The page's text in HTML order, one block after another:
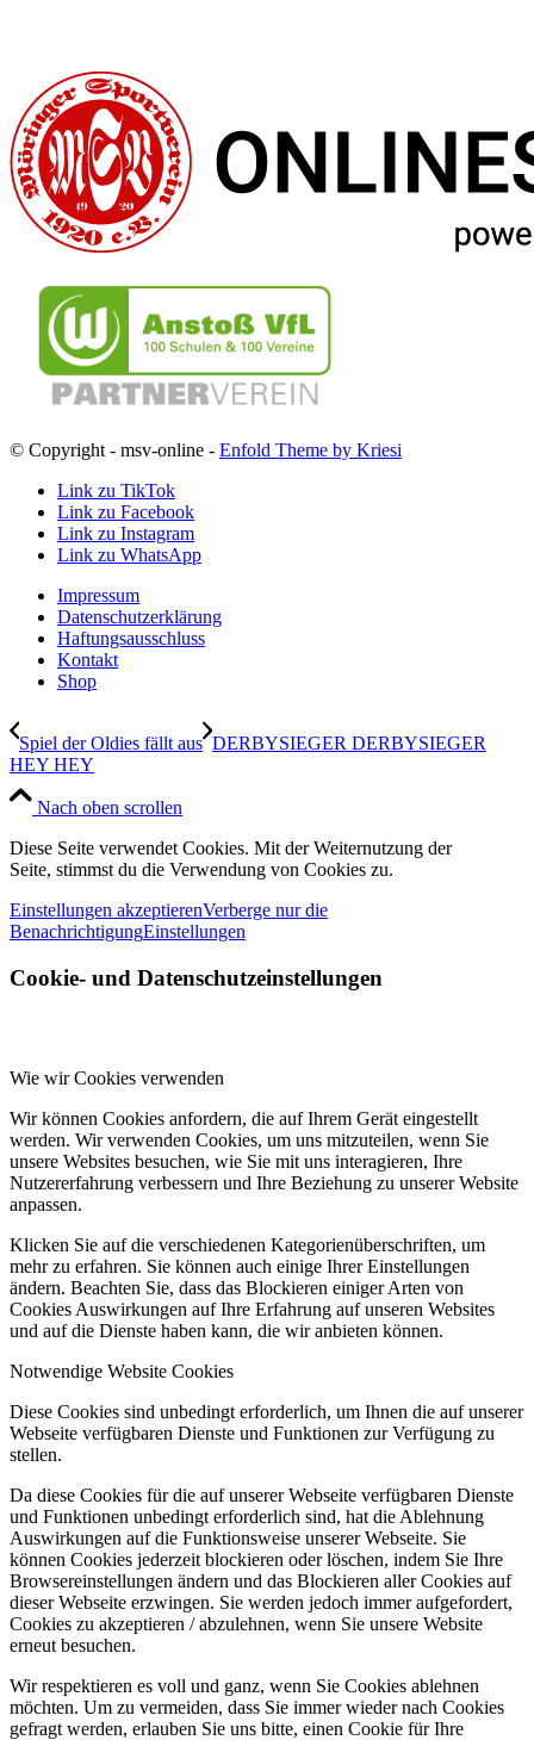
© Copyright - msv-online - Enfold Theme by Kriesi
Link zu TikTok
Link zu Facebook
Link zu Instagram
Link zu WhatsApp
Impressum
Datenschutzerklärung
Haftungsausschluss
Kontakt
Shop
Spiel der Oldies fällt aus DERBYSIEGER DERBYSIEGER
HEY HEY
Nach oben scrollen
Diese Seite verwendet Cookies. Mit der Weiternutzung der
Seite, stimmst du die Verwendung von Cookies zu.
Einstellungen akzeptierenVerberge nur die
BenachrichtigungEinstellungen
Cookie- und Datenschutzeinstellungen
Wie wir Cookies verwenden
Wir können Cookies anfordern, die auf Ihrem Gerät eingestellt
werden. Wir verwenden Cookies, um uns mitzuteilen, wenn Sie
unsere Websites besuchen, wie Sie mit uns interagieren, Ihre
Nutzererfahrung verbessern und Ihre Beziehung zu unserer Website
anpassen.
Klicken Sie auf die verschiedenen Kategorienüberschriften, um
mehr zu erfahren. Sie können auch einige Ihrer Einstellungen
ändern. Beachten Sie, dass das Blockieren einiger Arten von
Cookies Auswirkungen auf Ihre Erfahrung auf unseren Websites
und auf die Dienste haben kann, die wir anbieten können.
Notwendige Website Cookies
Diese Cookies sind unbedingt erforderlich, um Ihnen die auf unserer
Webseite verfügbaren Dienste und Funktionen zur Verfügung zu
stellen.
Da diese Cookies für die auf unserer Webseite verfügbaren Dienste
und Funktionen unbedingt erforderlich sind, hat die Ablehnung
Auswirkungen auf die Funktionsweise unserer Webseite. Sie
können Cookies jederzeit blockieren oder löschen, indem Sie Ihre
Browsereinstellungen ändern und das Blockieren aller Cookies auf
dieser Webseite erzwingen. Sie werden jedoch immer aufgefordert,
Cookies zu akzeptieren / abzulehnen, wenn Sie unsere Website
erneut besuchen.
Wir respektieren es voll und ganz, wenn Sie Cookies ablehnen
möchten. Um zu vermeiden, dass Sie immer wieder nach Cookies
gefragt werden, erlauben Sie uns bitte, einen Cookie für Ihre